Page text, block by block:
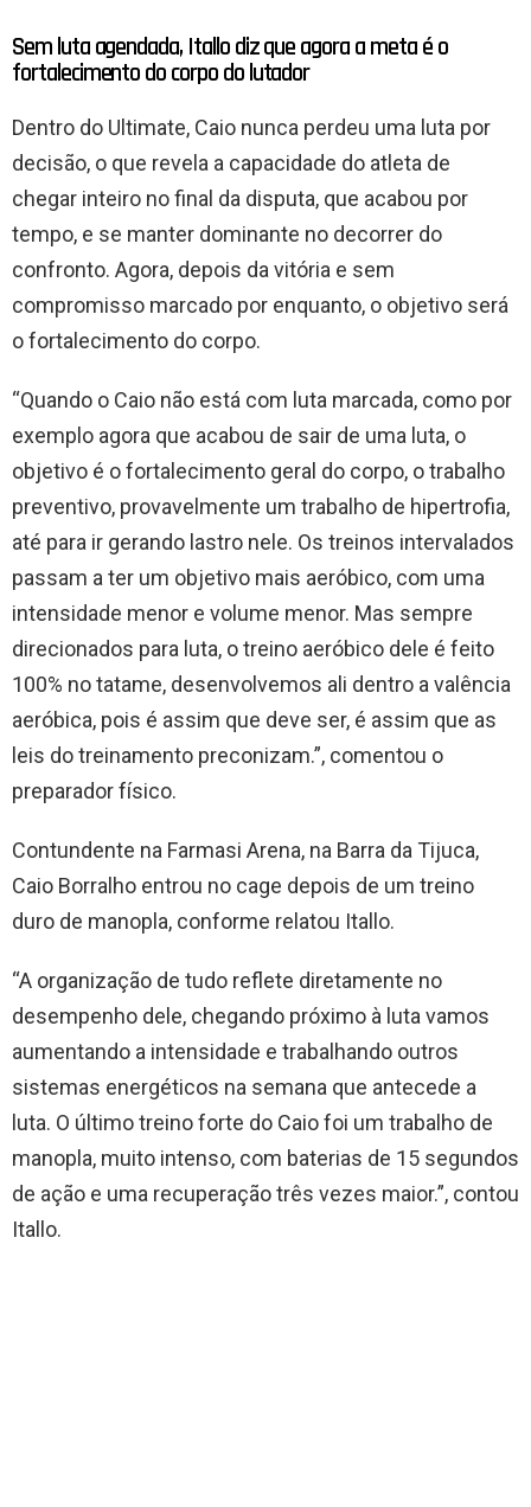
Sem luta agendada, Itallo diz que agora a meta é o
fortalecimento do corpo do lutador
Dentro do Ultimate, Caio nunca perdeu uma luta por
decisão, o que revela a capacidade do atleta de
chegar inteiro no final da disputa, que acabou por
tempo, e se manter dominante no decorrer do
confronto. Agora, depois da vitória e sem
compromisso marcado por enquanto, o objetivo será
o fortalecimento do corpo.
“Quando o Caio não está com luta marcada, como por
exemplo agora que acabou de sair de uma luta, o
objetivo é o fortalecimento geral do corpo, o trabalho
preventivo, provavelmente um trabalho de hipertrofia,
até para ir gerando lastro nele. Os treinos intervalados
passam a ter um objetivo mais aeróbico, com uma
intensidade menor e volume menor. Mas sempre
direcionados para luta, o treino aeróbico dele é feito
100% no tatame, desenvolvemos ali dentro a valência
aeróbica, pois é assim que deve ser, é assim que as
leis do treinamento preconizam.”, comentou o
preparador físico.
Contundente na Farmasi Arena, na Barra da Tijuca,
Caio Borralho entrou no cage depois de um treino
duro de manopla, conforme relatou Itallo.
“A organização de tudo reflete diretamente no
desempenho dele, chegando próximo à luta vamos
aumentando a intensidade e trabalhando outros
sistemas energéticos na semana que antecede a
luta. O último treino forte do Caio foi um trabalho de
manopla, muito intenso, com baterias de 15 segundos
de ação e uma recuperação três vezes maior.”, contou
Itallo.